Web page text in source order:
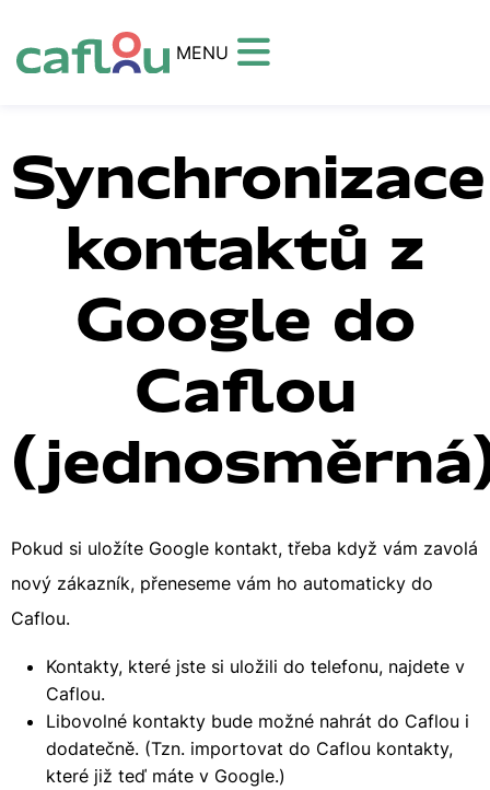
MENU
Synchronizace
kontaktů z
Google do
Caflou
Pokud si uložíte Google kontakt, třeba když vám zavolá
nový zákazník, přeneseme vám ho automaticky do
Caflou.
Kontakty, které jste si uložili do telefonu, najdete v
Caflou.
Libovolné kontakty bude možné nahrát do Caflou i
dodatečně. (Tzn. importovat do Caflou kontakty,
které již teď máte v Google.)